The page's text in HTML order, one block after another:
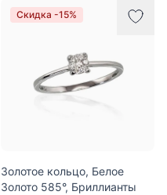
Скидка -15%
Золотое кольцо, Белое
Золото 585°, Бриллианты